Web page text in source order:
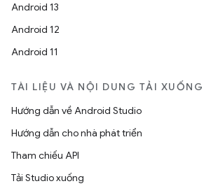
Android 13
Android 12
Android 11
TÀI LIỆU VÀ NỘI DUNG TẢI XUỐNG
Hướng dẫn về Android Studio
Hướng dẫn cho nhà phát triển
Tham chiếu API
Tải Studio xuống